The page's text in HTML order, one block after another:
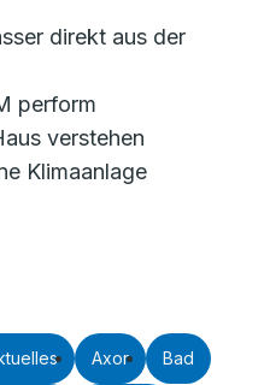
direkt aus der
perform
verstehen
Klimaanlage
Axor Bad